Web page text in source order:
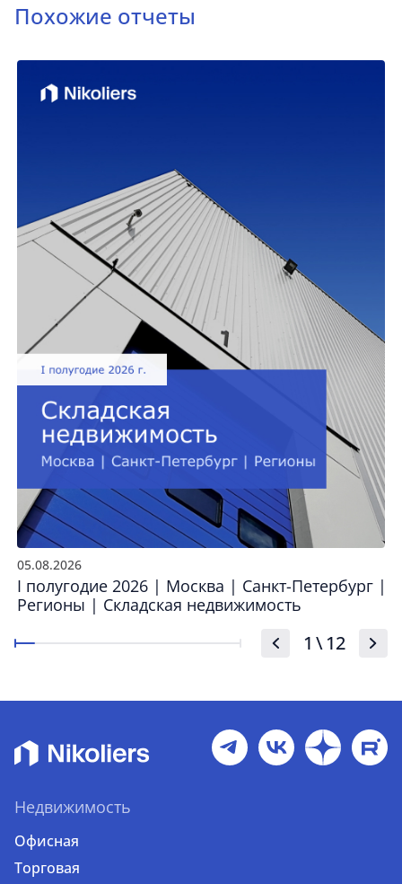
Похожие отчеты
05.08.2026
I полугодие 2026 | Москва | Санкт-Петербург |
Регионы | Складская недвижимость
1 \12
Недвижимость
Офисная
Торговая